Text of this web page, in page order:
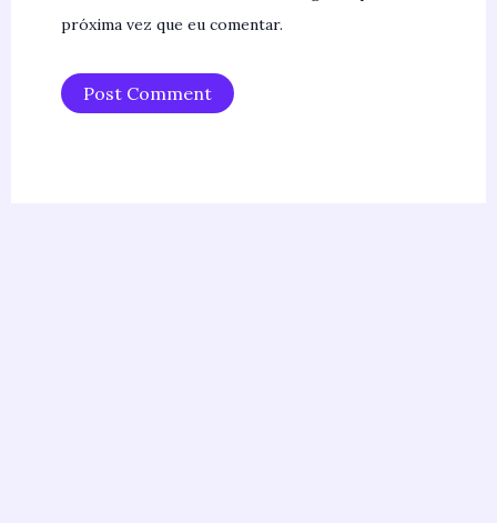
próxima vez que eu comentar.